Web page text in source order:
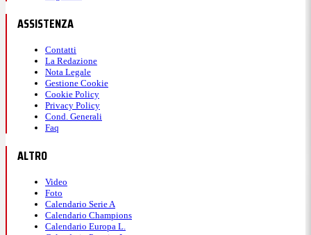
ASSISTENZA
Contatti
La Redazione
Nota Legale
Gestione Cookie
Cookie Policy
Privacy Policy
Cond. Generali
Faq
ALTRO
Video
Foto
Calendario Serie A
Calendario Champions
Calendario Europa L.